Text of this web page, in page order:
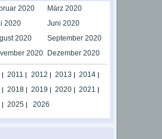
2020
März 2020
2020
Juni 2020
2020
September 2020
2020 Dezember 2020
| 2011 | 2012 | 2013 | 2014|
| 2018| 2019 | 2020| 2021 |
| 2025| 2026